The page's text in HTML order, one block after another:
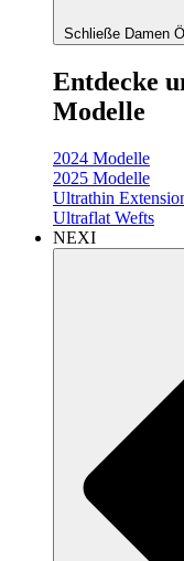
Schließe Damen
Entdecke
Modelle
2024 Modelle
2025 Modelle
Ultrathin
Ultraflat Wefts
NEXI